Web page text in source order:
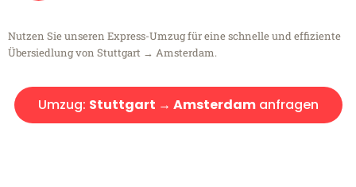
Nutzen Sie unseren Express-Umzug für eine schnelle und effiziente
Übersiedlung von Stuttgart → Amsterdam.
Umzug: Stuttgart → Amsterdamanfragen